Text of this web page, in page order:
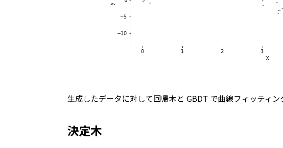
生成したデータに対して回帰木と GBDT で曲線フィッティン
決定木